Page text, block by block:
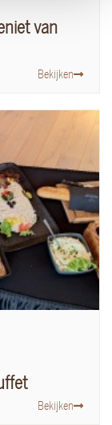
van
Bekijken
Bekijken